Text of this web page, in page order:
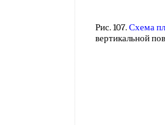
Рис. 107.Схема
вертикальной